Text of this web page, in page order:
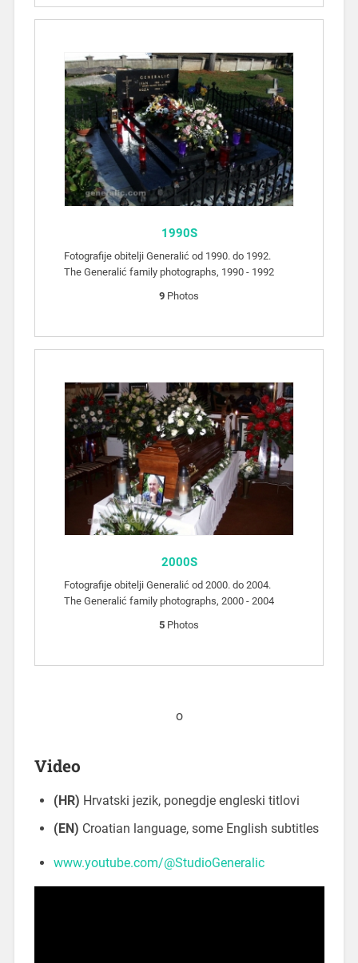
1990S
Fotografije obitelji Generalić od 1990. do 1992.
The Generalić family photographs, 1990 - 1992
9 Photos
2000S
Fotografije obitelji Generalić od 2000. do 2004.
The Generalić family photographs, 2000 - 2004
5 Photos
o
Video
(HR) Hrvatski jezik, ponegdje engleski titlovi
(EN) Croatian language, some English subtitles
www.youtube.com/@StudioGeneralic